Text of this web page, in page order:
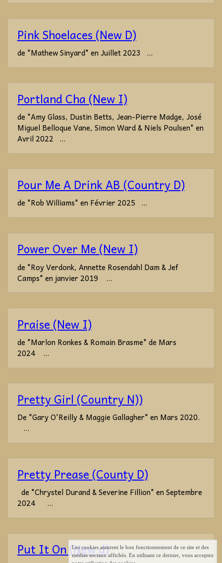
Pink Shoelaces (New D)
de "Mathew Sinyard" en Juillet 2023 ...
Portland Cha (New I)
de "Amy Glass, Dustin Betts, Jean-Pierre Madge, José
Miguel Belloque Vane, Simon Ward & Niels Poulsen" en
Avril 2022 ...
Pour Me A Drink AB (Country D)
de "Rob Williams" en Février 2025 ...
Power Over Me (New I)
de "Roy Verdonk, Annette Rosendahl Dam & Jef
Camps" en janvier 2019 ...
Praise (New I)
de "Marlon Ronkes & Romain Brasme" de Mars
2024 ...
Pretty Girl (Country N))
De "Gary O'Reilly & Maggie Gallagher" en Mars 2020.
...
Pretty Prease (County D)
de "Chrystel Durand & Severine Fillion" en Septembre
2024 ...
Put It On (New d)Les cookies assurent le bon fonctionnement de ce site et des
médias sociaux affichés. En utilisant ce dernier, vous acceptez